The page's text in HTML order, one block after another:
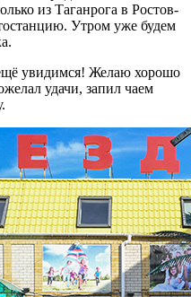
из Таганрога в Ростов-
Утром уже будем
увидимся! Желаю хорошо
удачи, запил чаем